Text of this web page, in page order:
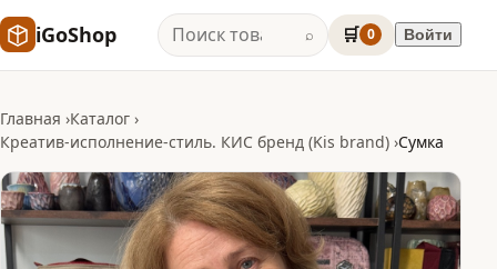
iGoShop ⌕ 🛒 0 Войти
Главная Каталог
Креатив-исполнение-стиль. КИС бренд (Kis brand) Сумка